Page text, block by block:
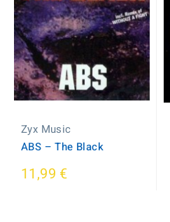
Zyx Music
ABS ‎– The Black
11,99 €